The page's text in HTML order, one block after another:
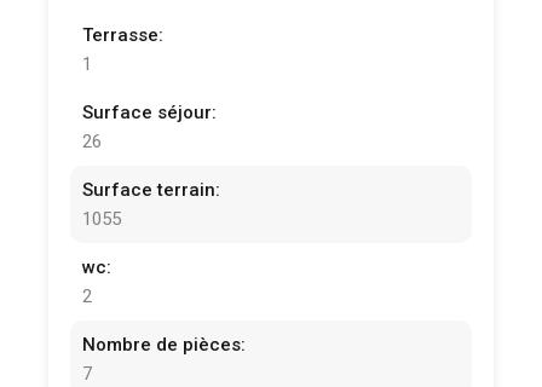
Terrasse:
1
Surface séjour:
26
Surface terrain:
1055
wc:
2
Nombre de pièces:
7